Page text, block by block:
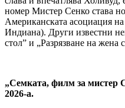
номер Мистер Сенко става
Американската асоциация
Индиана). Други известни
стол” и „Разрязване на жена
„Семката, филм за мистер
2026-а.